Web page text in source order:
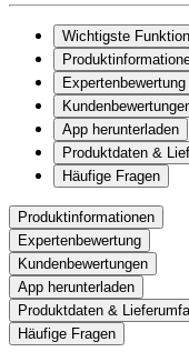
Wichtigste
Expertenbewertung
App herunterladen
Produktdaten &
Häufige Fragen
Produktinformationen
Expertenbewertung
Kundenbewertungen
App herunterladen
Produktdaten &
Häufige Fragen